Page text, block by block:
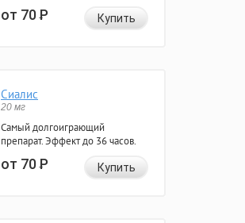
от 70Р Купить
Сиалис
20 мг
Самый долгоиграющий
препарат. Эффект до 36 часов.
от 70Р Купить